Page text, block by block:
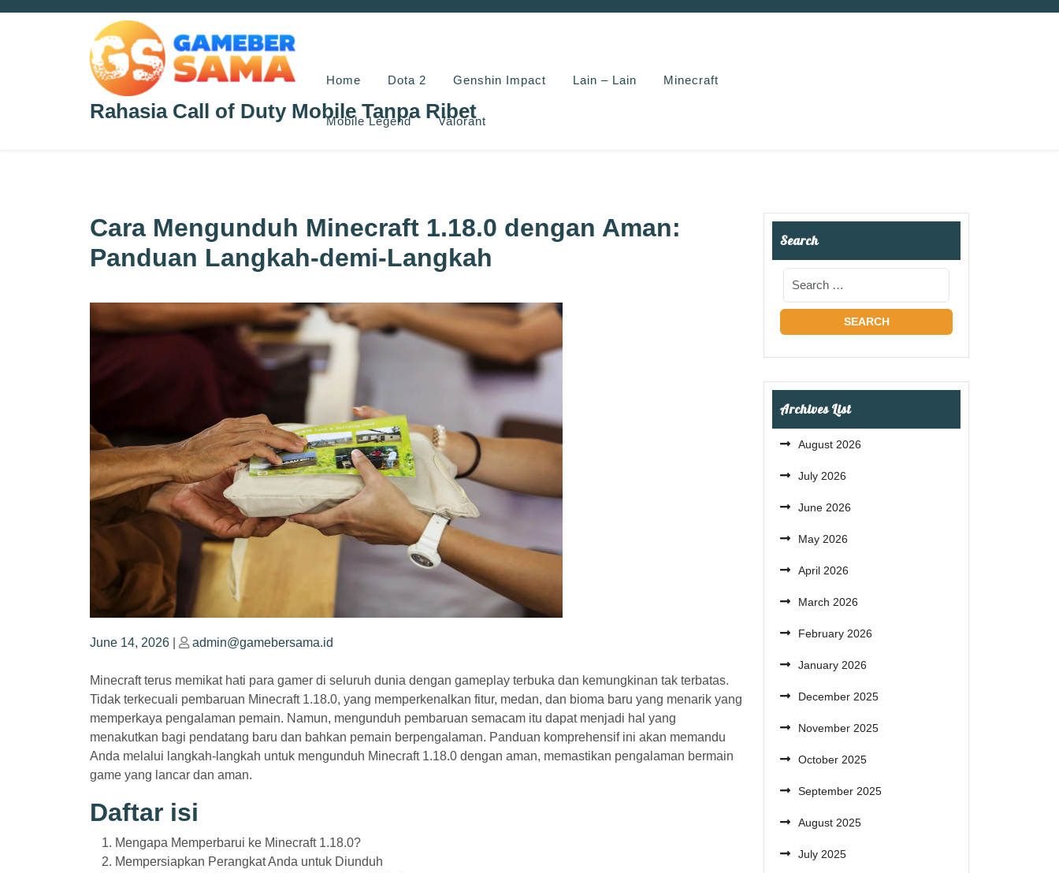
Rahasia Call of Duty Mobile Tanpa Ribet
Home Dota 2 Genshin Impact Lain – Lain Minecraft
Mobile Legend Valorant
Cara Mengunduh Minecraft 1.18.0 dengan Aman:
Panduan Langkah-demi-Langkah
Posted
June 14, 2026
Posted
admin@gamebersama.id
Minecraft terus memikat hati para gamer di seluruh dunia dengan gameplay terbuka dan kemungkinan tak terbatas.
Tidak terkecuali pembaruan Minecraft 1.18.0, yang memperkenalkan fitur, medan, dan bioma baru yang menarik yang
memperkaya pengalaman pemain. Namun, mengunduh pembaruan semacam itu dapat menjadi hal yang
menakutkan bagi pendatang baru dan bahkan pemain berpengalaman. Panduan komprehensif ini akan memandu
Anda melalui langkah-langkah untuk mengunduh Minecraft 1.18.0 dengan aman, memastikan pengalaman bermain
game yang lancar dan aman.
Daftar isi
Mengapa Memperbarui ke Minecraft 1.18.0?
Mempersiapkan Perangkat Anda untuk Diunduh
Search
Archives List
August 2026
July 2026
June 2026
May 2026
April 2026
March 2026
February 2026
January 2026
December 2025
November 2025
October 2025
September 2025
August 2025
July 2025